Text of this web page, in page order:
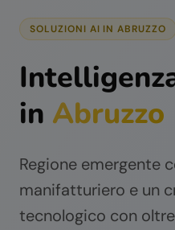
SOLUZIONI AI INABRUZZO
in Abruzzo
Regione emergente
manifatturiero e un
tecnologico con